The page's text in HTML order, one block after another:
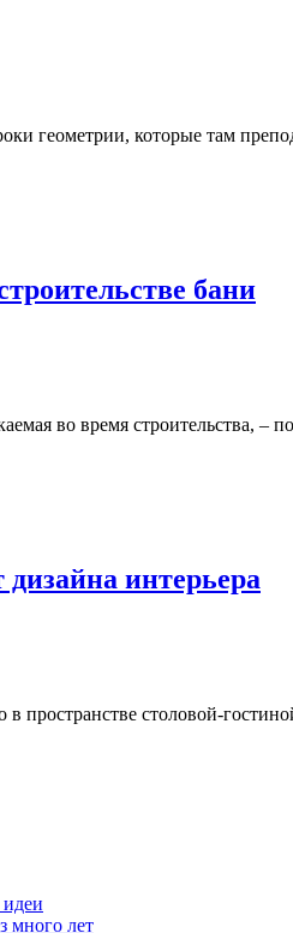
геометрии, которые там
бани
во время строительства,
интерьера
столовой-
много лет